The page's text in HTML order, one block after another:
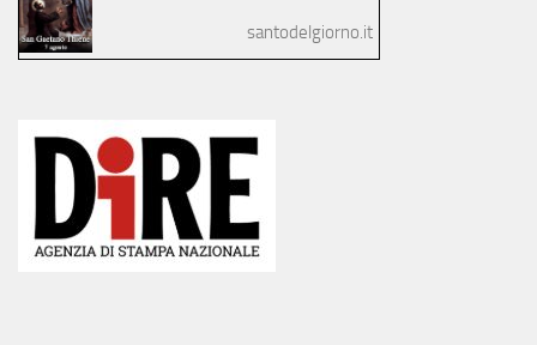
santodelgiorno.it